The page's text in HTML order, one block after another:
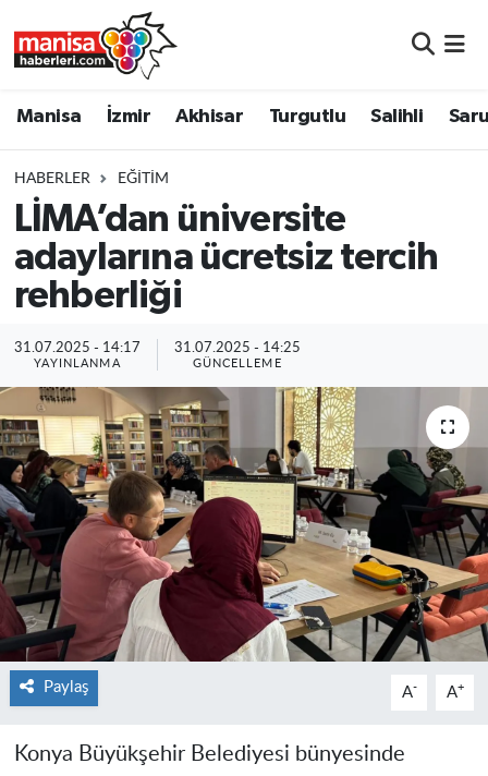
Manisa İzmir Akhisar Turgutlu Salihli
HABERLER EĞITIM
LİMA’dan üniversite
adaylarına ücretsiz tercih
rehberliği
31.07.2025 - 14:17
YAYINLANMA
31.07.2025 - 14:25
GÜNCELLEME
Paylaş A- A+
Konya Büyükşehir Belediyesi bünyesinde
Turgutlu
Salihli
Saruhanlı
Soma
Resmi İlanlar
Manisa Nöbetçi Eczaneler
Manisa Trafik Yoğunluk Haritası
Süper Lig Puan Durumu ve Fikstür
Tüm Manşetler
Son Dakika Haberleri
Haber Arşivi